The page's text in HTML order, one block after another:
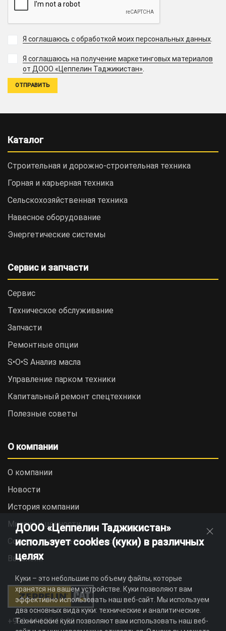
Я соглашаюсь с обработкой моих персональных данных
Я соглашаюсь на получение маркетинговых материалов
от ДООО «Цеппелин Таджикистан».
Каталог
Строительная и дорожно-cтроительная техника
Горная и карьерная техника
Сельскохозяйственная техника
Навесное оборудование
Энергетические системы
Сервис и запчасти
Сервис
Техническое обслуживание
Запчасти
Ремонтные опции
S•O•S Анализ масла
Управление парком техники
Капитальный ремонт спецтехники
Полезные советы
О компании
О компании
Новости
История компании
Миссия и ценности
Социальная ответственность
Вакансии
+992 44 625 11 22
ДООО «Цеппелин Таджикистан»
использует cookies (куки) в различных
целях
Куки – это небольшие по объему файлы, которые
хранятся на вашем устройстве. Куки позволяют вам
эффективно использовать наш веб-сайт. Мы используем
два основных вида куки: технические и аналитические.
Технические куки позволяют вам использовать наш веб-